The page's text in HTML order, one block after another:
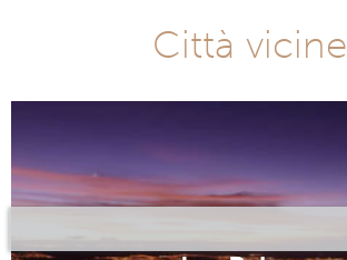
Città vicine